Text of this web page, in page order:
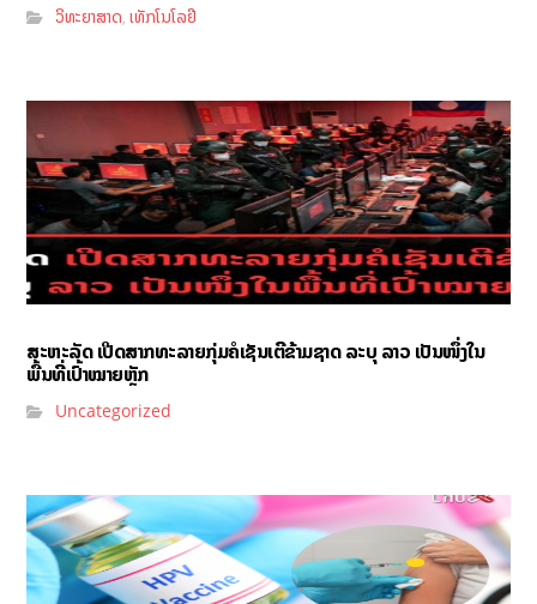
ວິທະຍາສາດ,ເທັກໂນໂລຢີ
ສະຫະລັດ ເປີດສາກທະລາຍກຸ່ມຄໍເຊັນເຕີຂ້າມຊາດ ລະບຸ ລາວ ເປັນໜຶ່ງໃນ
ພື້ນທີ່ເປົ້າໝາຍຫຼັກ
Uncategorized